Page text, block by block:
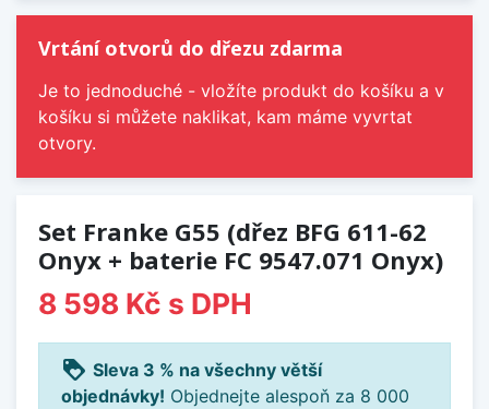
Vrtání otvorů do dřezu zdarma
Je to jednoduché - vložíte produkt do košíku a v
košíku si můžete naklikat, kam máme vyvrtat
otvory.
Set Franke G55 (dřez BFG 611-62
Onyx + baterie FC 9547.071 Onyx)
8 598 Kč s DPH
loyalty Sleva 3 % na všechny větší
objednávky! Objednejte alespoň za 8 000